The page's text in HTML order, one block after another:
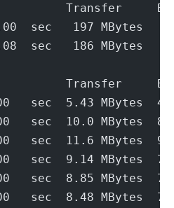
Transfer
sec   197 MBytes
sec   186 MBytes
Transfer
sec  5.43
sec  10.0
sec  11.6
sec  9.14
sec  8.85
sec  8.48